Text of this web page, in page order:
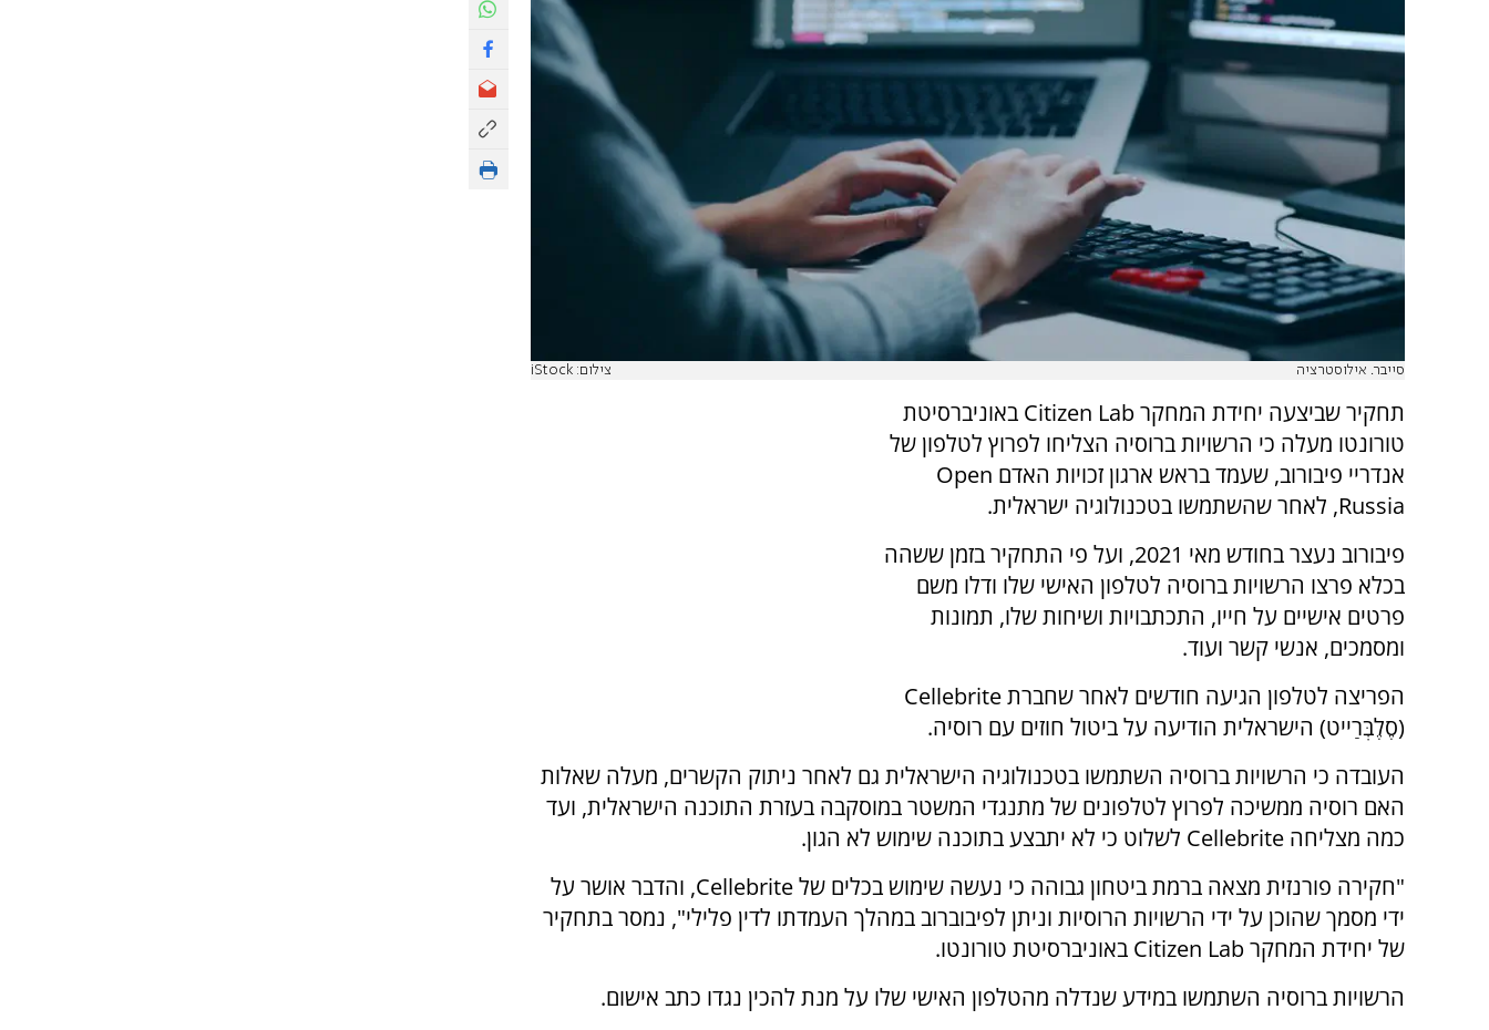
סייבר. אילוסטרציה צילום: iStock
תחקיר שביצעה יחידת המחקרCitizen Lab באוניברסיטת
טורונטו מעלה כי הרשויות ברוסיה הצליחו לפרוץ לטלפון של
אנדריי פיבורוב, שעמד בראש ארגון זכויות האדם Open
Russia, לאחר שהשתמשו בטכנולוגיה ישראלית.
פיבורוב נעצר בחודש מאי 2021, ועל פי התחקיר בזמן ששהה
בכלא פרצו הרשויות ברוסיה לטלפון האישי שלו ודלו משם
פרטים אישיים על חייו, התכתבויות ושיחות שלו, תמונות
ומסמכים, אנשי קשר ועוד.
הפריצה לטלפון הגיעה חודשים לאחר שחברתCellebrite
(סֶלֶבְּרַייט) הישראלית הודיעה על ביטול חוזים עם רוסיה.
העובדה כי הרשויות ברוסיה השתמשו בטכנולוגיה הישראלית גם לאחר ניתוק הקשרים, מעלה שאלות
האם רוסיה ממשיכה לפרוץ לטלפונים של מתנגדי המשטר במוסקבה בעזרת התוכנה הישראלית, ועד
כמה מצליחה Cellebrite לשלוט כי לא יתבצע בתוכנה שימוש לא הגון.
"חקירה פורנזית מצאה ברמת ביטחון גבוהה כי נעשה שימוש בכלים שלCellebrite, והדבר אושר על
ידי מסמך שהוכן על ידי הרשויות הרוסיות וניתן לפיבוברוב במהלך העמדתו לדין פלילי", נמסר בתחקיר
של יחידת המחקרCitizen Lab באוניברסיטת טורונטו.
הרשויות ברוסיה השתמשו במידע שנדלה מהטלפון האישי שלו על מנת להכין נגדו כתב אישום.